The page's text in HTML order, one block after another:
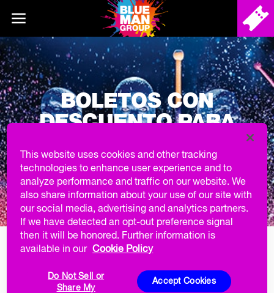
BOLETOS CON
DESCUENTO PARA
MILITARES EL MISMO
DÍA $30
GRACIAS POR SU SERVICIO
Los miembros de las Fuerzas Armadas (en servicio activo,
This website uses cookies and other tracking
technologies to enhance user experience and to
analyze performance and traffic on our website. We
also share information about your use of our site with
our social media, advertising and analytics partners.
If we have detected an opt-out preference signal
then it will be honored. Further information is
available in our Cookie Policy
Do Not Sell or
Share My
Accept Cookies